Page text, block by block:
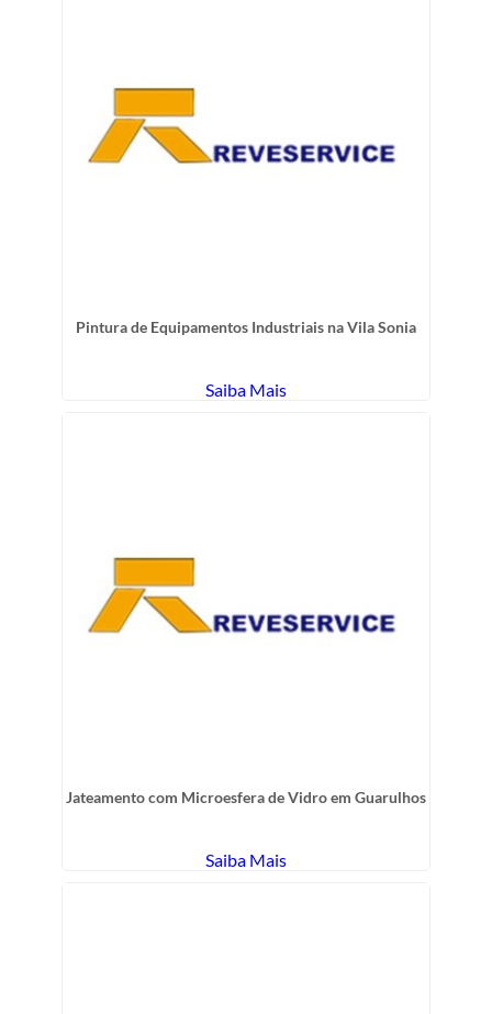
Pintura de Equipamentos Industriais na Vila Sonia
Saiba Mais
Jateamento com Microesfera de Vidro em Guarulhos
Saiba Mais